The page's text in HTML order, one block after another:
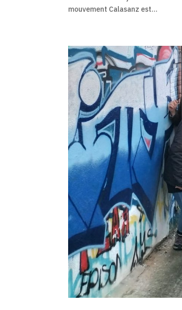
mouvement Calasanz est...